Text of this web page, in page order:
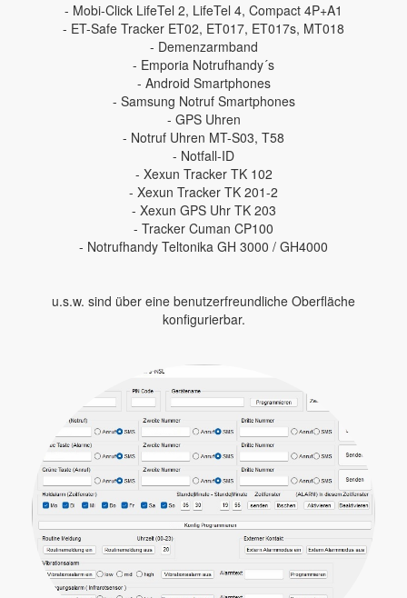
- Mobi-Click LifeTel 2, LifeTel 4, Compact 4P+A1
- ET-Safe Tracker ET02, ET017, ET017s, MT018
- Demenzarmband
- Emporia Notrufhandy´s
- Android Smartphones
- Samsung Notruf Smartphones
- GPS Uhren
- Notruf Uhren MT-S03, T58
- Notfall-ID
- Xexun Tracker TK 102
- Xexun Tracker TK 201-2
- Xexun GPS Uhr TK 203
- Tracker Cuman CP100
- Notrufhandy Teltonika GH 3000 / GH4000
u.s.w. sind über eine benutzerfreundliche Oberfläche
konfigurierbar.